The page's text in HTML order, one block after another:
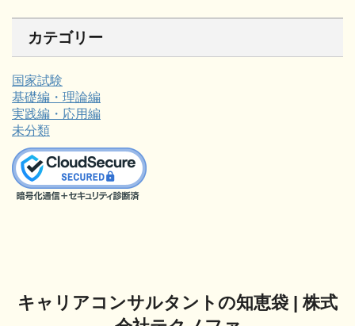
カテゴリー
国家試験
基礎編・理論編
実践編・応用編
未分類
キャリアコンサルタントの知恵袋 | 株式